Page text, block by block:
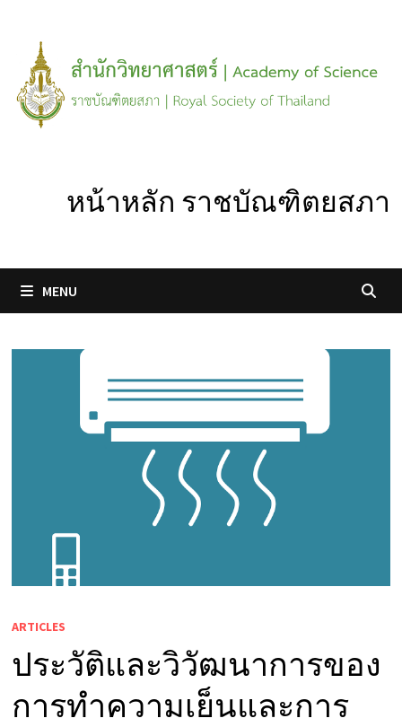
content
หน้าหลัก ราชบัณฑิตยสภา
MENU
ARTICLES
ประวัติและวิวัฒนาการของ
การทำความเย็นและการ